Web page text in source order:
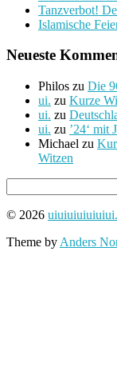
Tanzverbot!
Islamische
Neueste
Philos zu Die
ui. zu Kurze
ui. zu
ui. zu ’24‘ mit
Michael zu
Witzen
nach:
© 2026
Theme by Anders